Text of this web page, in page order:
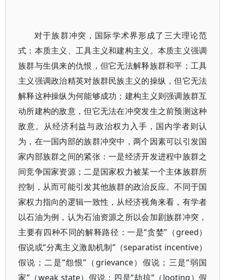
对于族群冲突，国际学术界形成了三大理论范
式：本质主义、工具主义和建构主义。本质主义强调
族群与生俱来的仇恨，但它无法解释族群和平；工具
主义强调政治精英对族群民族主义的操纵，但它无法
解释这种操纵为何能够成功；建构主义则强调族群互
动所建构的敌意，但它无法在冲突发生之前预测这种
敌意。从经济利益与政治权力入手，国内学者则认
为，在一国内部的族群冲突中，两个因素可以引发国
家内部族群之间的紧张：一是经济开发进程中族群之
间竞争国家资源；二是国家权力被某一个主体族群所
控制，从而可能引发其他族群的政治反应。不同于国
家权力指向的逻辑一致性，从经济视角来看，有学者
以石油为例，认为石油资源之所以会加剧族群冲突，
主要有四种不同的解释路径：一是“贪婪”（greed）
假说或“分离主义激励机制”（separatist incentive）
假说；二是“怨恨”（grievance）假说；三是“弱国
家”（weak state）假说；四是“劫掠”（looting）假